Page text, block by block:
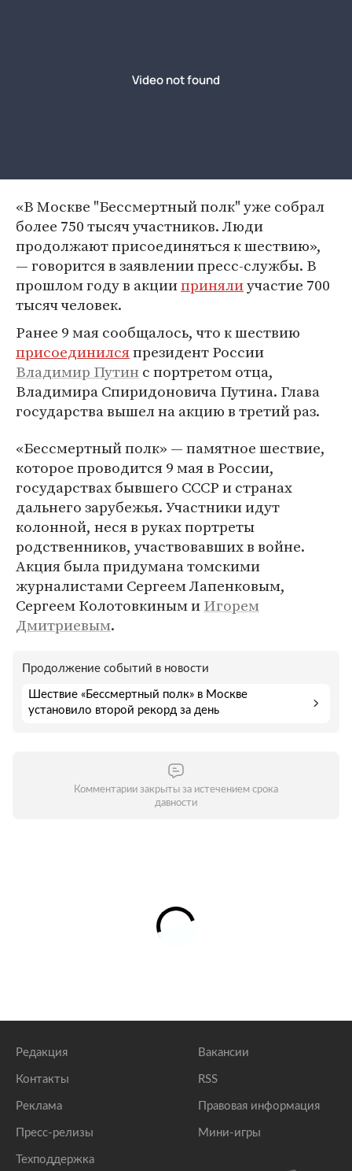
«В Москве "Бессмертный полк" уже собрал
более 750 тысяч участников. Люди
продолжают присоединяться к шествию»,
— говорится в заявлении пресс-службы. В
прошлом году в акциипринялиучастие 700
тысяч человек.
Ранее 9 мая сообщалось, что к шествию
присоединилсяпрезидент России
Владимир Путин с портретом отца,
Владимира Спиридоновича Путина. Глава
государства вышел на акцию в третий раз.
«Бессмертный полк» — памятное шествие,
которое проводится 9 мая в России,
государствах бывшего СССР и странах
дальнего зарубежья. Участники идут
колонной, неся в руках портреты
родственников, участвовавших в войне.
Акция была придумана томскими
журналистами Сергеем Лапенковым,
Сергеем Колотовкиным иИгорем
Дмитриевым.
Продолжение событий в новости
Шествие «Бессмертный полк» в Москве
установило второй рекорд за день
Комментарии закрыты за истечением срока
давности
Редакция
Контакты
Реклама
Пресс-релизы
Техподдержка
Вакансии
RSS
Правовая информация
Мини-игры